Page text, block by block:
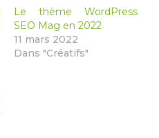
fenêtre)Le thème WordPress
SEO Mag en 2022
11 mars 2022
Dans "Créatifs"